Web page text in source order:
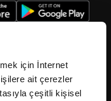
için İnternet
ait çerezler
çeşitli kişisel